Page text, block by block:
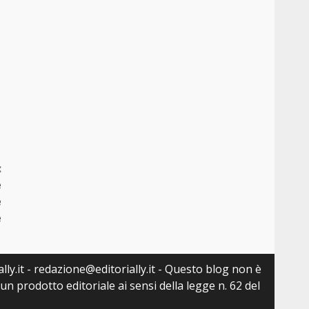
- redazione@editorially.it - Questo blog non è
prodotto editoriale ai sensi della legge n. 62 del